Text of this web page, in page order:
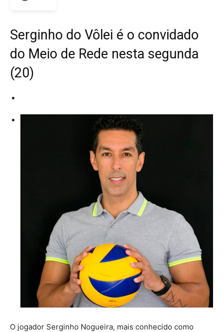
Serginho do Vôlei é o convidado
do Meio de Rede nesta segunda
(20)
O jogador Serginho Nogueira, mais conhecido como